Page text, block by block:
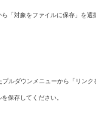
「対象をファイルに保存」を選
ルダウンメニューから「リンク
保存してください。